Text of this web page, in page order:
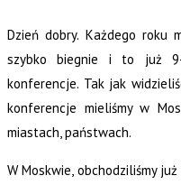
Dzień dobry. Każdego roku
szybko biegnie i to już
konferencje. Tak jak
konferencje mieliśmy w
miastach, państwach.
W Moskwie, obchodziliśmy